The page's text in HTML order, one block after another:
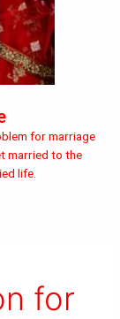
for marriage
married to the
life.
for